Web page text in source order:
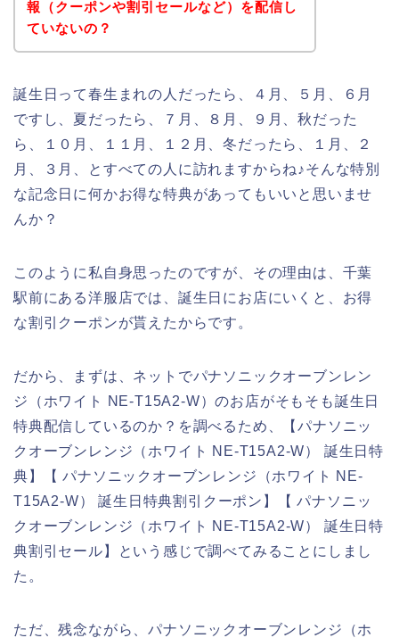
報（クーポンや割引セールなど）を配信し
ていないの？
誕生日って春生まれの人だったら、４月、５月、６月
ですし、夏だったら、７月、８月、９月、秋だった
ら、１０月、１１月、１２月、冬だったら、１月、２
月、３月、とすべての人に訪れますからね♪そんな特別
な記念日に何かお得な特典があってもいいと思いませ
んか？
このように私自身思ったのですが、その理由は、千葉
駅前にある洋服店では、誕生日にお店にいくと、お得
な割引クーポンが貰えたからです。
だから、まずは、ネットでパナソニックオーブンレン
ジ（ホワイト NE-T15A2-W）のお店がそもそも誕生日
特典配信しているのか？を調べるため、【パナソニッ
クオーブンレンジ（ホワイト NE-T15A2-W） 誕生日特
典】【 パナソニックオーブンレンジ（ホワイト NE-
T15A2-W） 誕生日特典割引クーポン】【 パナソニッ
クオーブンレンジ（ホワイト NE-T15A2-W） 誕生日特
典割引セール】という感じで調べてみることにしまし
た。
ただ、残念ながら、パナソニックオーブンレンジ（ホ